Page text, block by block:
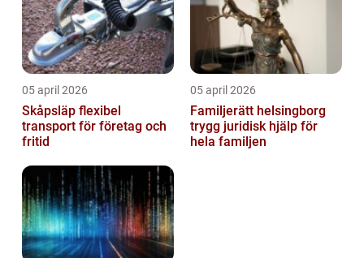
05 april 2026
Skåpsläp flexibel
transport för företag och
fritid
05 april 2026
Familjerätt helsingborg
trygg juridisk hjälp för
hela familjen